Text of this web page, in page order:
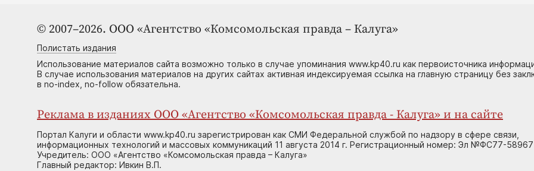
© 2007–2026. ООО «Агентство «Комсомольская правда – Калуга»
Полистать издания
Использование материалов сайта возможно только в случае упоминания www.kp40.ru как первоисточника
В случае использования материалов на других сайтах активная индексируемая ссылка на главную страницу без
в no-index, no-follow обязательна.
Реклама в изданиях ООО «Агентство «Комсомольская правда - Калуга» и на сайте
Портал Калуги и области www.kp40.ru зарегистрирован как СМИ Федеральной службой по надзору в сфере связи,
информационных технологий и массовых коммуникаций 11 августа 2014 г. Регистрационный номер: Эл №ФС77-58967
Учредитель: ООО «Агентство «Комсомольская правда – Калуга»
Главный редактор: Ивкин В.П.